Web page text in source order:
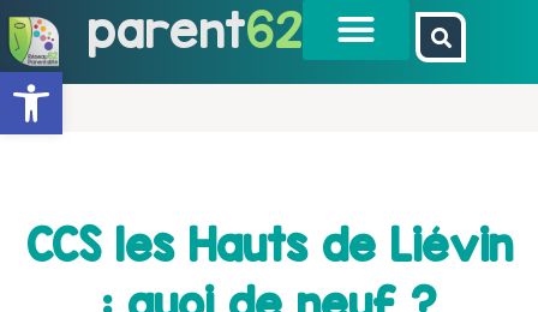
Ouvrir la barre d’outils
parent62
CCS les Hauts de Liévin